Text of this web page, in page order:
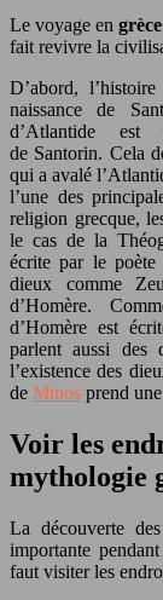
Le voyage engrèce
fait revivre la
D’abord,
naissance de
d’Atlantide est
de Santorin. Cela
qui a avalé
l’une des
religion grecque,
le cas de la
écrite par le
dieux comme
d’Homère.
d’Homère est
parlent aussi des
l’existence des
de Minos prend
Voir les
mythologie
La découverte des
importante
faut visiter les